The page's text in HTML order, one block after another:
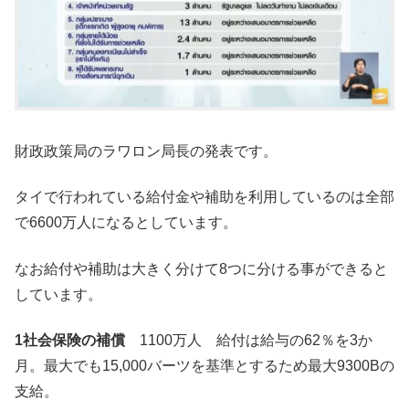
財政政策局のラワロン局長の発表です。
タイで行われている給付金や補助を利用しているのは全部
で6600万人になるとしています。
なお給付や補助は大きく分けて8つに分ける事ができると
しています。
1社会保険の補償 1100万人 給付は給与の62％を3か
月。最大でも15,000バーツを基準とするため最大9300Bの
支給。